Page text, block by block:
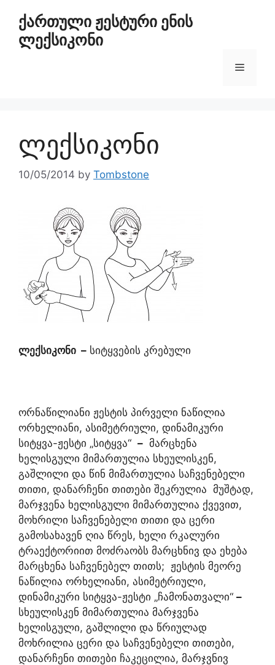
ქართული ჟესტური ენის
ლექსიკონი
ლექსიკონი
10/05/2014 by Tombstone
ლექსიკონი – სიტყვების კრებული
ორნაწილიანი ჟესტის პირველი ნაწილია
ორხელიანი, ასიმეტრიული, დინამიკური
სიტყვა-ჟესტი „სიტყვა“ – მარცხენა
ხელისგული მიმართულია სხეულისკენ,
გაშლილი და წინ მიმართულია საჩვენებელი
თითი, დანარჩენი თითები შეკრულია მუშტად,
მარჯვენა ხელისგული მიმართულია ქვევით,
მოხრილი საჩვენებელი თითი და ცერი
გამოსახავენ ღია წრეს, ხელი რკალური
ტრაექტორიით მოძრაობს მარცხნივ და ეხება
მარცხენა საჩვენებელ თითს; ჟესტის მეორე
ნაწილია ორხელიანი, ასიმეტრიული,
დინამიკური სიტყვა-ჟესტი „ჩამონათვალი“ –
სხეულისკენ მიმართულია მარჯვენა
ხელისგული, გაშლილი და წრიულად
მოხრილია ცერი და საჩვენებელი თითები,
დანარჩენი თითები ჩაკეცილია, მარჯვნივ